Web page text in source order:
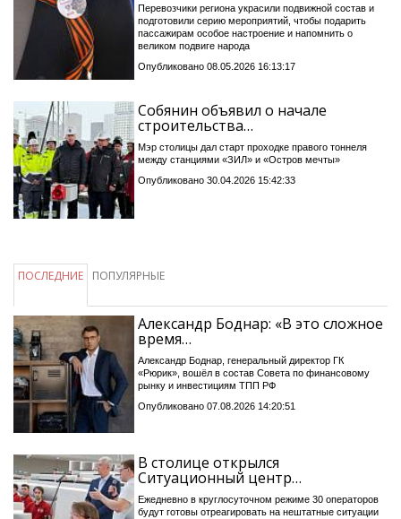
Перевозчики региона украсили подвижной состав и
подготовили серию мероприятий, чтобы подарить
пассажирам особое настроение и напомнить о
великом подвиге народа
Опубликовано 08.05.2026 16:13:17
Собянин объявил о начале
строительства…
Мэр столицы дал старт проходке правого тоннеля
между станциями «ЗИЛ» и «Остров мечты»
Опубликовано 30.04.2026 15:42:33
ПОСЛЕДНИЕ ПОПУЛЯРНЫЕ
Александр Боднар: «В это сложное
время…
Александр Боднар, генеральный директор ГК
«Рюрик», вошёл в состав Совета по финансовому
рынку и инвестициям ТПП РФ
Опубликовано 07.08.2026 14:20:51
В столице открылся
Ситуационный центр…
Ежедневно в круглосуточном режиме 30 операторов
будут готовы отреагировать на нештатные ситуации